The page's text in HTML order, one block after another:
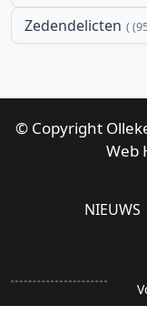
Zedendelicten
© Copyright
Web
NIEUWS